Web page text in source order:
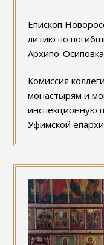
Епископ
литию по
Архипо-Осиповка
Комиссия
монастырям и
инспекционную
Уфимской